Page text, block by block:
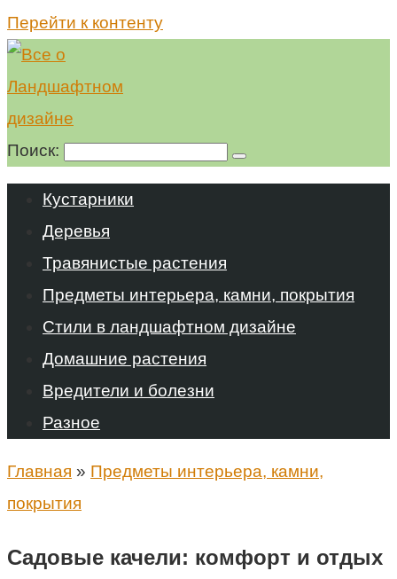
Перейти к контенту
Поиск:
Кустарники
Деревья
Травянистые растения
Предметы интерьера, камни, покрытия
Стили в ландшафтном дизайне
Домашние растения
Вредители и болезни
Разное
Главная » Предметы интерьера, камни,
покрытия
Садовые качели: комфорт и отдых